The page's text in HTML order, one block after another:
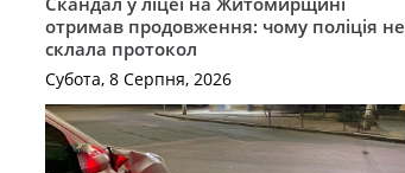
отримав продовження: чому поліція не
склала протокол
Субота, 8 Серпня, 2026